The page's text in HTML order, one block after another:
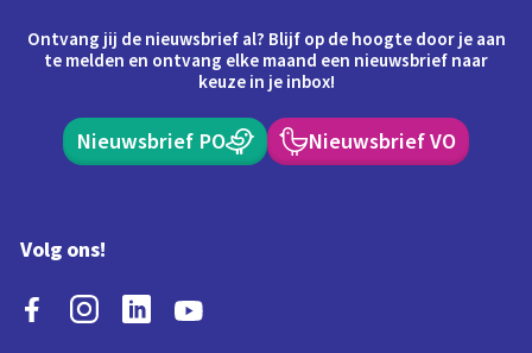
Ontvang jij de nieuwsbrief al? Blijf op de hoogte door je aan
te melden en ontvang elke maand een nieuwsbrief naar
keuze in je inbox!
Nieuwsbrief PO Nieuwsbrief VO
Volg ons!